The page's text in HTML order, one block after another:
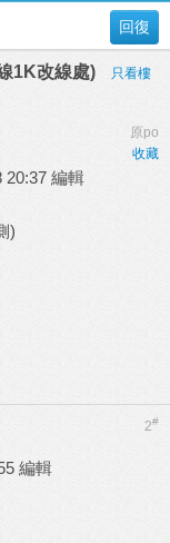
回復
1K改線處)
只看樓
原po
收藏
20:37 編輯
)
2#
編輯